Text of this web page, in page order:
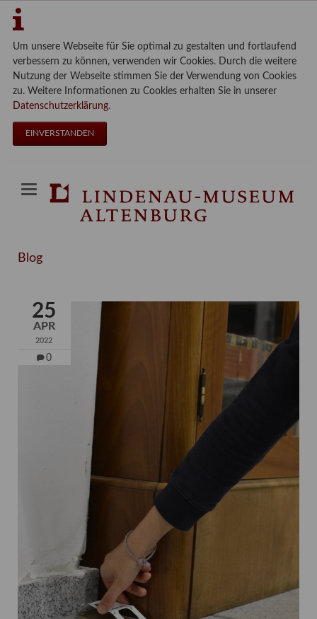
Um unsere Webseite für Sie optimal zu gestalten und fortlaufend
verbessern zu können, verwenden wir Cookies. Durch die weitere
Nutzung der Webseite stimmen Sie der Verwendung von Cookies
zu. Weitere Informationen zu Cookies erhalten Sie in unserer
Datenschutzerklärung.
EINVERSTANDEN
Blog
25
APR
2022
0